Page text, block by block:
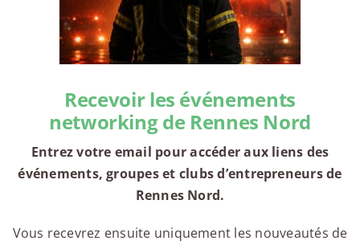
Recevoir les événements
networking de Rennes Nord
Entrez votre email pour accéder aux liens des
événements, groupes et clubs d’entrepreneurs de
Rennes Nord.
Vous recevrez ensuite uniquement les nouveautés de